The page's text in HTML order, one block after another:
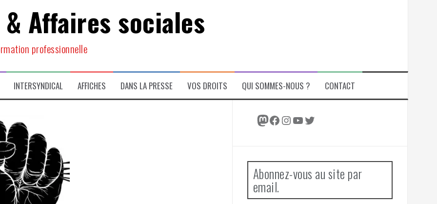
& Affaires sociales
professionnelle
INTERSYNDICAL AFFICHES DANS LA PRESSE VOS DROITS QUI SOMMES-NOUS ? CONTACT
Mastodon
Facebook
Instagram
YouTube
Twitter
Abonnez-vous au site par
email.